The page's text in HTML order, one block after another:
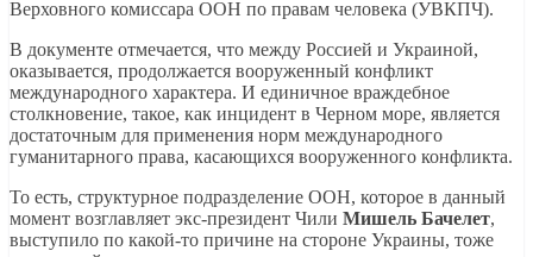
Верховного комиссара ООН по правам человека (УВКПЧ).
В документе отмечается, что между Россией и Украиной,
оказывается, продолжается вооруженный конфликт
международного характера. И единичное враждебное
столкновение, такое, как инцидент в Черном море, является
достаточным для применения норм международного
гуманитарного права, касающихся вооруженного конфликта.
То есть, структурное подразделение ООН, которое в данный
момент возглавляет экс-президент Чили Мишель Бачелет,
выступило по какой-то причине на стороне Украины, тоже